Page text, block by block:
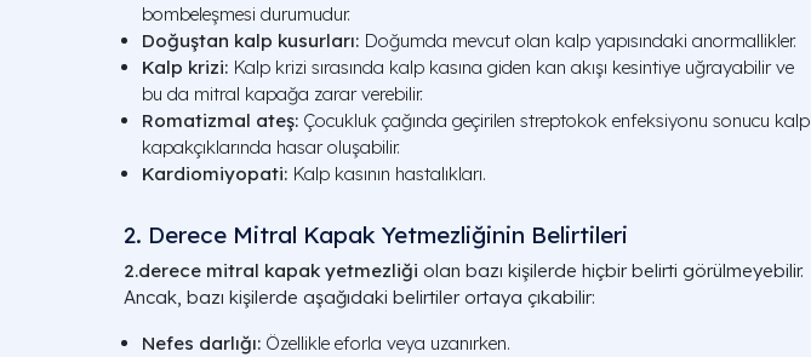
bombeleşmesi durumudur.
Doğuştan kalp kusurları: Doğumda mevcut olan kalp yapısındaki anormallikler.
Kalp krizi: Kalp krizi sırasında kalp kasına giden kan akışı kesintiye uğrayabilir ve
bu da mitral kapağa zarar verebilir.
Romatizmal ateş: Çocukluk çağında geçirilen streptokok enfeksiyonu sonucu kalp
kapakçıklarında hasar oluşabilir.
Kardiomiyopati: Kalp kasının hastalıkları.
2. Derece Mitral Kapak Yetmezliğinin Belirtileri
2.derece mitral kapak yetmezliği olan bazı kişilerde hiçbir belirti görülmeyebilir.
Ancak, bazı kişilerde aşağıdaki belirtiler ortaya çıkabilir:
Nefes darlığı: Özellikle eforla veya uzanırken.